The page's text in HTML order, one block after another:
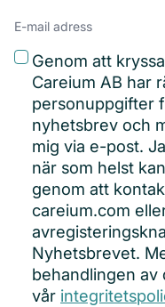
Email
adress
Privacy
Genom att
Careium AB har
personuppgifter
nyhetsbrev och
mig via e-post.
när som helst
genom att
careium.com
Nyhetsbrevet.
behandlingen
vår